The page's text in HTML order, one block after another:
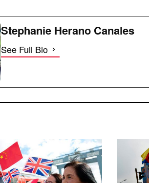
Stephanie Herano Canales
See Full Bio